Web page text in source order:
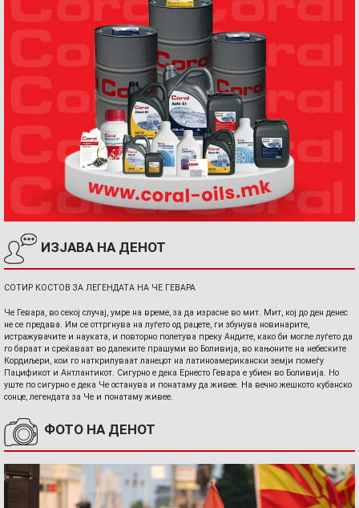
ИЗЈАВА НА ДЕНОТ
СОТИР КОСТОВ ЗА ЛЕГЕНДАТА НА ЧЕ ГЕВАРА
Че Гевара, во секој случај, умре на време, за да израсне во мит. Мит, кој до ден денес
не се предава. Им се оттргнува на луѓето од рацете, ги збунува новинарите,
истражувачите и науката, и повторно полетува преку Андите, како би могле луѓето да
го бараат и среќаваат во далеките прашуми во Боливија, во кањоните на небеските
Кордиљери, кои го наткрилуваат ланецот на латиноамерикански земји помеѓу
Пацификот и Антлантикот. Сигурно е дека Ернесто Гевара е убиен во Боливија. Но
уште по сигурно е дека Че останува и понатаму да живее. На вечно жешкото кубанско
сонце, легендата за Че и понатаму живее.
ФОТО НА ДЕНОТ